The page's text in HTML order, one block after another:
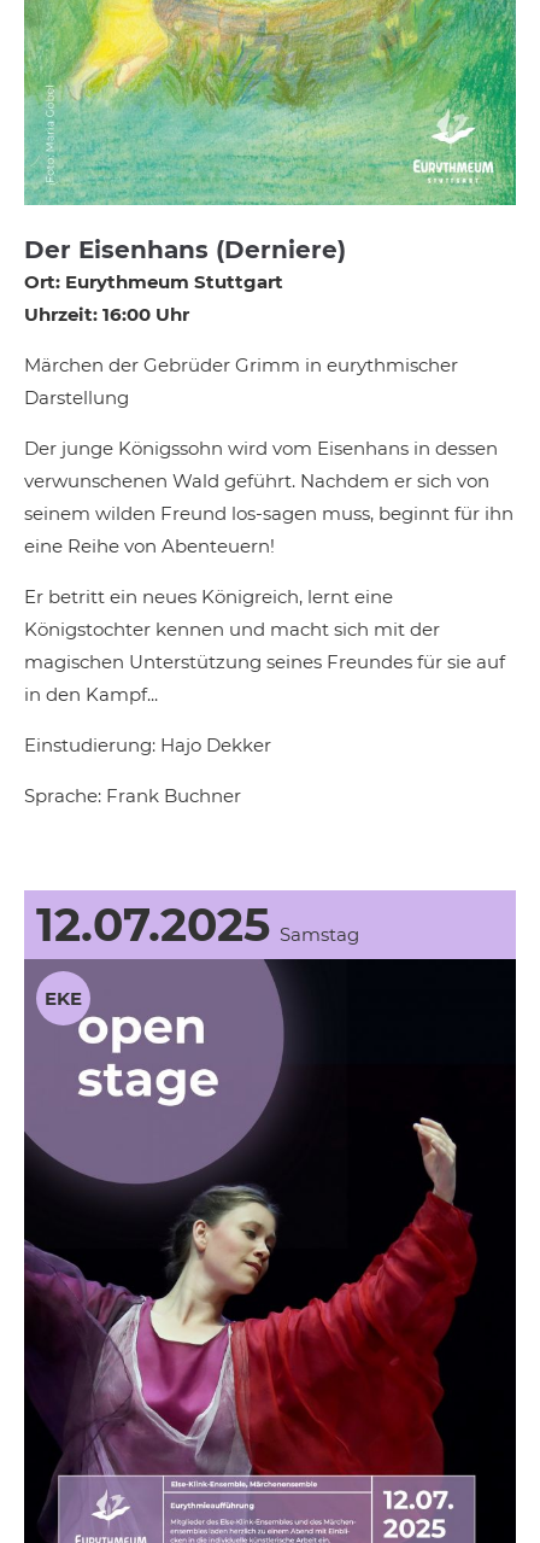
Der Eisenhans (Derniere)
Ort: Eurythmeum Stuttgart
Uhrzeit: 16:00 Uhr
Märchen der Gebrüder Grimm in eurythmischer
Darstellung
Der junge Königssohn wird vom Eisenhans in dessen
verwunschenen Wald geführt. Nachdem er sich von
seinem wilden Freund los-sagen muss, beginnt für ihn
eine Reihe von Abenteuern!
Er betritt ein neues Königreich, lernt eine
Königstochter kennen und macht sich mit der
magischen Unterstützung seines Freundes für sie auf
in den Kampf...
Einstudierung: Hajo Dekker
Sprache: Frank Buchner
12.07.2025 Samstag